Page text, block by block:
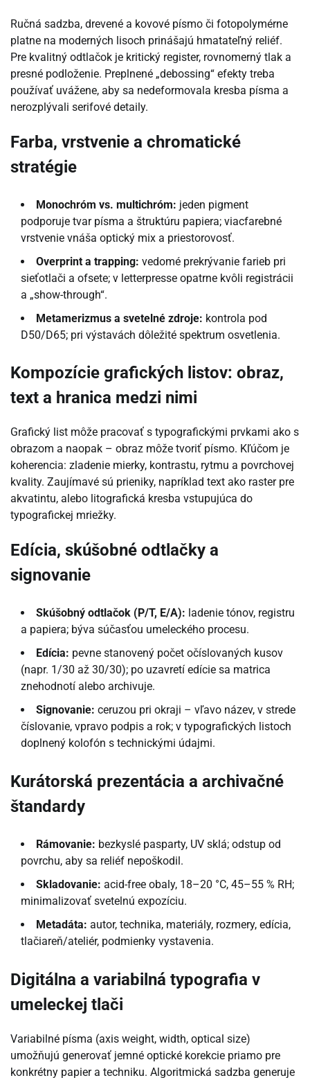
Ručná sadzba, drevené a kovové písmo či fotopolymérne
platne na moderných lisoch prinášajú hmatateľný reliéf.
Pre kvalitný odtlačok je kritický register, rovnomerný tlak a
presné podloženie. Preplnené „debossing“ efekty treba
používať uvážene, aby sa nedeformovala kresba písma a
nerozplývali serifové detaily.
Farba, vrstvenie a chromatické
stratégie
Monochróm vs. multichróm: jeden pigment
podporuje tvar písma a štruktúru papiera; viacfarebné
vrstvenie vnáša optický mix a priestorovosť.
Overprint a trapping: vedomé prekrývanie farieb pri
sieťotlači a ofsete; v letterpresse opatrne kvôli registrácii
a „show-through“.
Metamerizmus a svetelné zdroje: kontrola pod
D50/D65; pri výstavách dôležité spektrum osvetlenia.
Kompozície grafických listov: obraz,
text a hranica medzi nimi
Grafický list môže pracovať s typografickými prvkami ako s
obrazom a naopak – obraz môže tvoriť písmo. Kľúčom je
koherencia: zladenie mierky, kontrastu, rytmu a povrchovej
kvality. Zaujímavé sú prieniky, napríklad text ako raster pre
akvatintu, alebo litografická kresba vstupujúca do
typografickej mriežky.
Edícia, skúšobné odtlačky a
signovanie
Skúšobný odtlačok (P/T, E/A): ladenie tónov, registru
a papiera; býva súčasťou umeleckého procesu.
Edícia: pevne stanovený počet očíslovaných kusov
(napr. 1/30 až 30/30); po uzavretí edície sa matrica
znehodnotí alebo archivuje.
Signovanie: ceruzou pri okraji – vľavo název, v strede
číslovanie, vpravo podpis a rok; v typografických listoch
doplnený kolofón s technickými údajmi.
Kurátorská prezentácia a archivačné
štandardy
Rámovanie: bezkyslé pasparty, UV sklá; odstup od
povrchu, aby sa reliéf nepoškodil.
Skladovanie: acid-free obaly, 18–20 °C, 45–55 % RH;
minimalizovať svetelnú expozíciu.
Metadáta: autor, technika, materiály, rozmery, edícia,
tlačiareň/ateliér, podmienky vystavenia.
Digitálna a variabilná typografia v
umeleckej tlači
Variabilné písma (axis weight, width, optical size)
umožňujú generovať jemné optické korekcie priamo pre
konkrétny papier a techniku. Algoritmická sadzba generuje